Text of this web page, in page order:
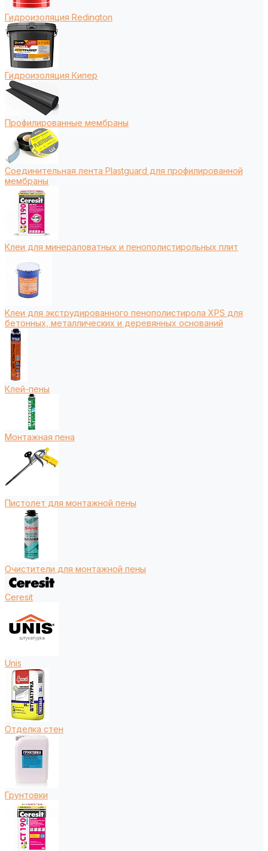
Гидроизоляция Redington
Гидроизоляция Кипер
Профилированные мембраны
Соединительная лента Plastguard для профилированной
мембраны
Клеи для минераловатных и пенополистирольных плит
Клеи для экструдированного пенополистирола XPS для
бетонных, металлических и деревянных оснований
Клей-пены
Монтажная пена
Пистолет для монтажной пены
Очистители для монтажной пены
Ceresit
Unis
Отделка стен
Грунтовки